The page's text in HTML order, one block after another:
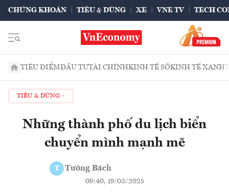
CHỨNG KHOÁN TIÊU & DÙNG XE VNE TV TECH
TIÊU ĐIỂMĐẦU TƯTÀI CHÍNHKINH TẾ SỐKINH TẾ XANH
TIÊU & DÙNG
Những thành phố du lịch biển
chuyển mình mạnh mẽ
T Tường Bách
09:40, 19/03/2025